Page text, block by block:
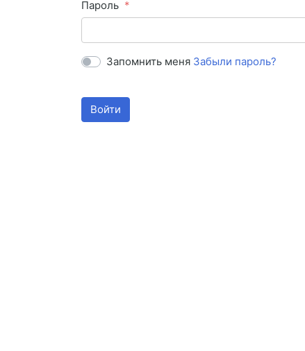
Пароль
Запомнить меня Забыли пароль?
Войти